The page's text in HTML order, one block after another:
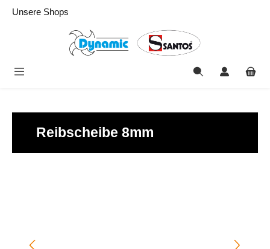
springen
Unsere Shops
Reibscheibe 8mm